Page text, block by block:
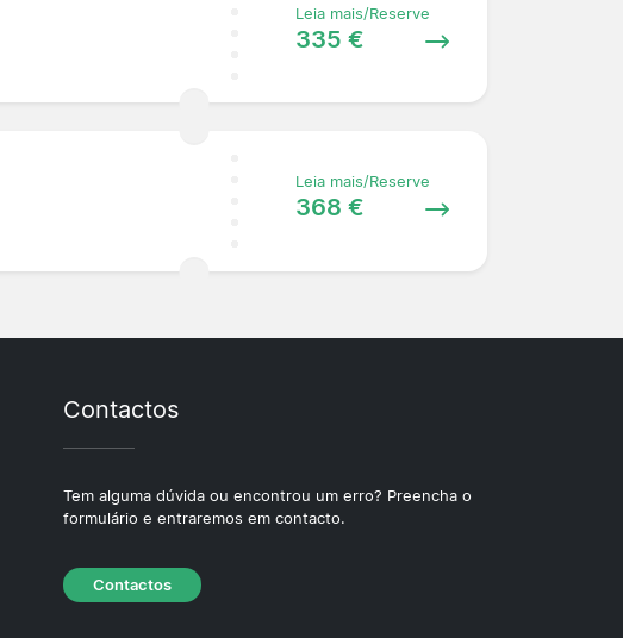
Leia mais/Reserve
335 €
Leia mais/Reserve
368 €
Contactos
Tem alguma dúvida ou encontrou um erro? Preencha o
formulário e entraremos em contacto.
Contactos